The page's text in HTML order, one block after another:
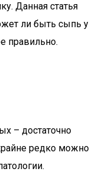
Данная статья
ли быть сыпь у
правильно.
– достаточно
редко можно